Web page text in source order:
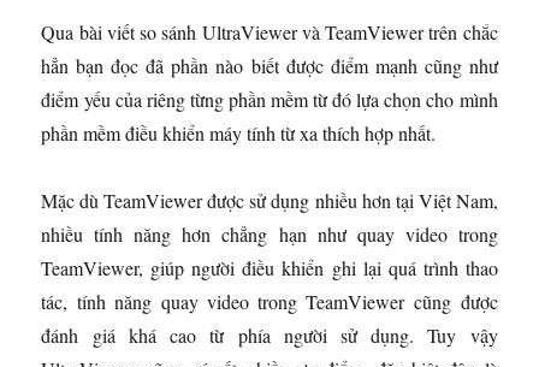
Qua bài viết so sánh UltraViewer và TeamViewer trên chắc
hẳn bạn đọc đã phần nào biết được điểm mạnh cũng như
điểm yếu của riêng từng phần mềm từ đó lựa chọn cho mình
phần mềm điều khiển máy tính từ xa thích hợp nhất.
Mặc dù TeamViewer được sử dụng nhiều hơn tại Việt Nam,
nhiều tính năng hơn chẳng hạn như quay video trong
TeamViewer, giúp người điều khiển ghi lại quá trình thao
tác, tính năng quay video trong TeamViewer cũng được
đánh giá khá cao từ phía người sử dụng. Tuy vậy